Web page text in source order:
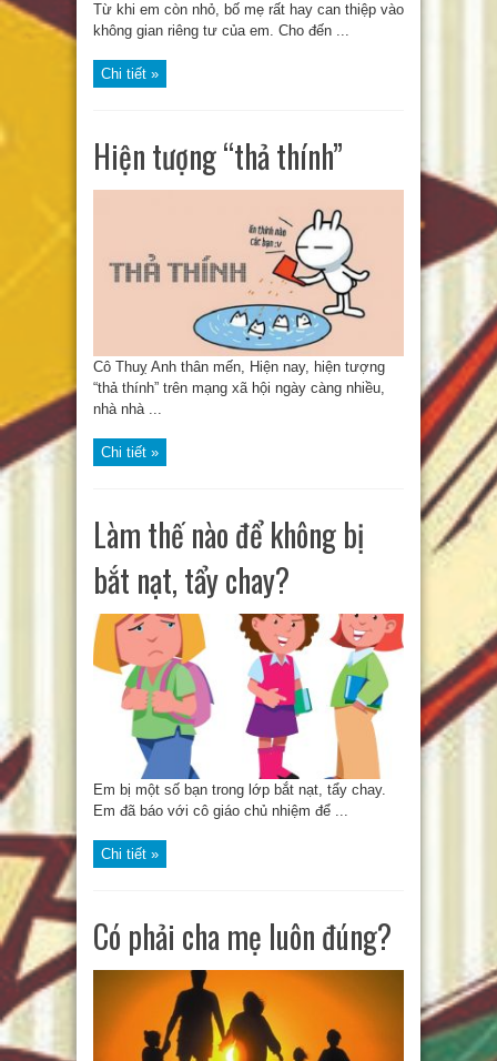
Từ khi em còn nhỏ, bố mẹ rất hay can thiệp vào
không gian riêng tư của em. Cho đến ...
Chi tiết »
Hiện tượng “thả thính”
Cô Thuỵ Anh thân mến, Hiện nay, hiện tượng
“thả thính” trên mạng xã hội ngày càng nhiều,
nhà nhà ...
Chi tiết »
Làm thế nào để không bị
bắt nạt, tẩy chay?
Em bị một số bạn trong lớp bắt nạt, tẩy chay.
Em đã báo với cô giáo chủ nhiệm để ...
Chi tiết »
Có phải cha mẹ luôn đúng?